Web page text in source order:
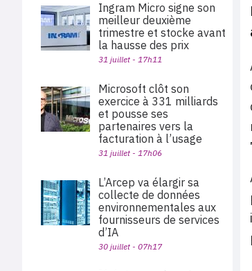
Ingram Micro signe son
meilleur deuxième
trimestre et stocke avant
la hausse des prix
31 juillet - 17h11
Microsoft clôt son
exercice à 331 milliards
et pousse ses
partenaires vers la
facturation à l’usage
31 juillet - 17h06
L’Arcep va élargir sa
collecte de données
environnementales aux
fournisseurs de services
d’IA
30 juillet - 07h17